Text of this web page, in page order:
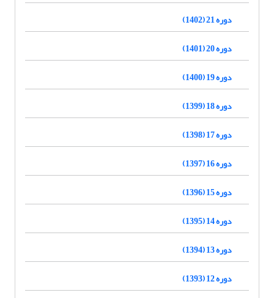
دوره 21 (1402)
دوره 20 (1401)
دوره 19 (1400)
دوره 18 (1399)
دوره 17 (1398)
دوره 16 (1397)
دوره 15 (1396)
دوره 14 (1395)
دوره 13 (1394)
دوره 12 (1393)